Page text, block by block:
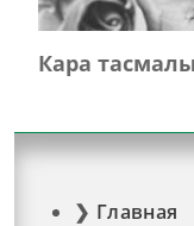
Кара
Главная